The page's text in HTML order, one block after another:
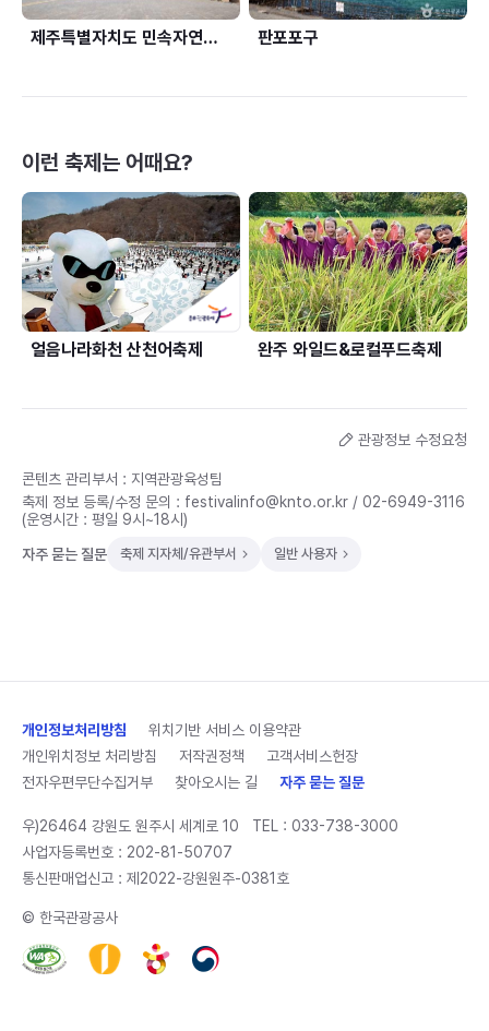
제주특별자치도 민속자연사박물관 판포포구
이런 축제는 어때요?
얼음나라화천 산천어축제 완주 와일드&로컬푸드축제
콘텐츠 관리부서 : 지역관광육성팀
축제 정보 등록/수정 문의 : festivalinfo@knto.or.kr / 02-6949-3116
(운영시간 : 평일 9시~18시)
관광정보 수정요청
자주 묻는 질문 축제 지자체/유관부서 일반 사용자
개인정보처리방침
위치기반 서비스 이용약관
개인위치정보 처리방침
저작권정책
고객서비스헌장
전자우편무단수집거부
찾아오시는 길 자주 묻는 질문
우)26464 강원도 원주시 세계로 10 TEL : 033-738-3000
사업자등록번호 : 202-81-50707
통신판매업신고 : 제2022-강원원주-0381호
© 한국관광공사